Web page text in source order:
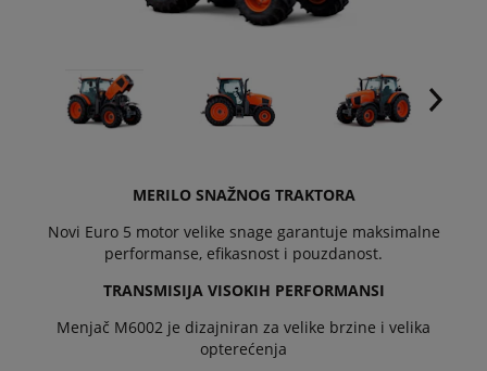
MERILO SNAŽNOG TRAKTORA
Novi Euro 5 motor velike snage garantuje maksimalne
performanse, efikasnost i pouzdanost.
TRANSMISIJA VISOKIH PERFORMANSI
Menjač M6002 je dizajniran za velike brzine i velika
opterećenja